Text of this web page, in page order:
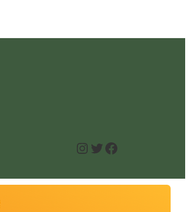
InstagramTwitter Facebook